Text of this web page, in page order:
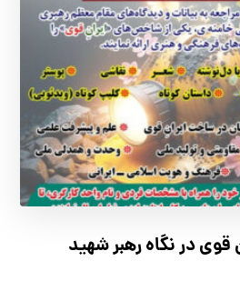
قوي در نگاه رهبر شهيد